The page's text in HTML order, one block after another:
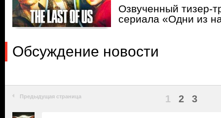
Озвученный тизер-
сериала «Одни из
Обсуждение новости
Предыдущая страница 1 2 3